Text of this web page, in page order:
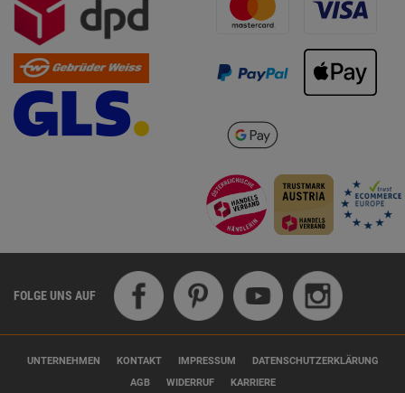
FOLGE UNS AUF
UNTERNEHMEN KONTAKT IMPRESSUM
DATENSCHUTZERKLÄRUNG
AGB
WIDERRUF KARRIERE